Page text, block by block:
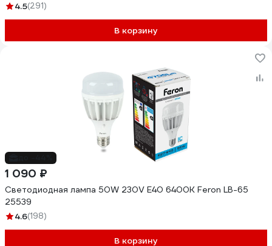
4.5(291)
В корзину
1 090 ₽
Светодиодная лампа 50W 230V E40 6400K Feron LB-65
25539
4.6(198)
В корзину